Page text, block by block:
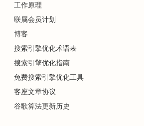
工作原理
联属会员计划
博客
搜索引擎优化术语表
搜索引擎优化指南
免费搜索引擎优化工具
客座文章协议
谷歌算法更新历史